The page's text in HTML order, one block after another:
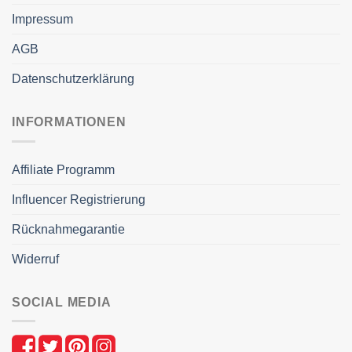
Impressum
AGB
Datenschutzerklärung
INFORMATIONEN
Affiliate Programm
Influencer Registrierung
Rücknahmegarantie
Widerruf
SOCIAL MEDIA